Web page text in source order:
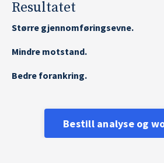
Resultatet
Større gjennomføringsevne.
Mindre motstand.
Bedre forankring.
Bestill analyse og